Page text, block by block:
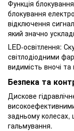
Функція
блокування
відключення
який значно
LED-освітлення:
світлодіодними
видимість вночі
Безпека та
Дискове
задньому колесах,
гальмування.